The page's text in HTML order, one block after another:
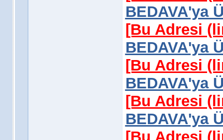
BEDAVA'ya
[Bu Adresi
BEDAVA'ya
[Bu Adresi
BEDAVA'ya
[Bu Adresi
BEDAVA'ya